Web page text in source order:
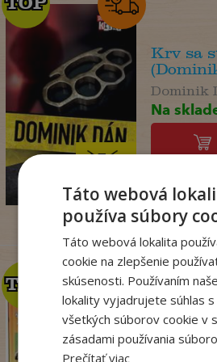
14 €
Krv sa
Dominik
Na
TOP
TOP
Zo sveta
Táto webová
používa súbory
Táto webová lokalita
cookie na zlepšenie
skúsenosti. Používaním
lokality vyjadrujete súhlas s
všetkých súborov cookie v
zásadami používania
Prečítať viac